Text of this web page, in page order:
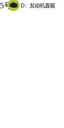
号-3